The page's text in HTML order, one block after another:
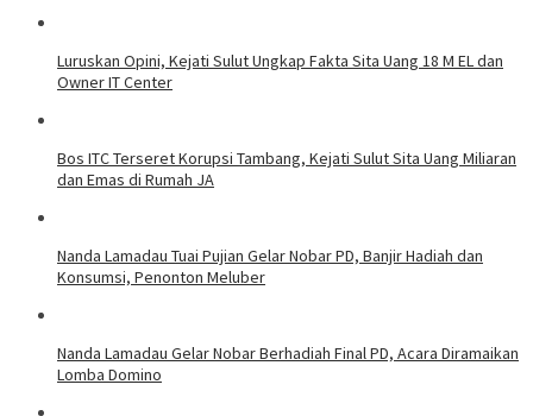
Luruskan Opini, Kejati Sulut Ungkap Fakta Sita Uang 18 M EL dan
Owner IT Center
Bos ITC Terseret Korupsi Tambang, Kejati Sulut Sita Uang Miliaran
dan Emas di Rumah JA
Nanda Lamadau Tuai Pujian Gelar Nobar PD, Banjir Hadiah dan
Konsumsi, Penonton Meluber
Nanda Lamadau Gelar Nobar Berhadiah Final PD, Acara Diramaikan
Lomba Domino